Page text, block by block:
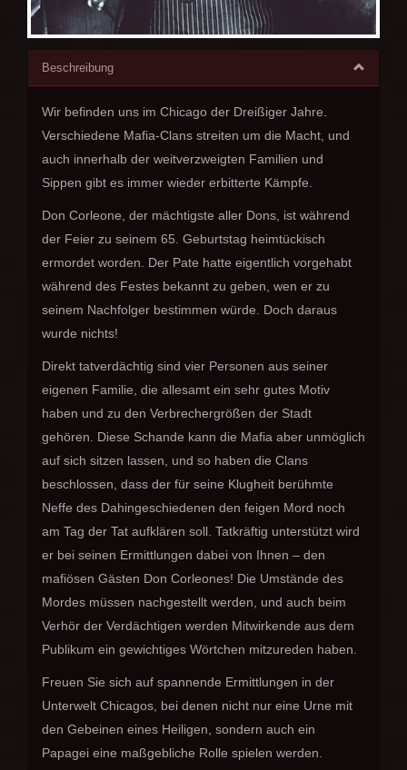
Beschreibung
Wir befinden uns im Chicago der Dreißiger Jahre.
Verschiedene Mafia-Clans streiten um die Macht, und
auch innerhalb der weitverzweigten Familien und
Sippen gibt es immer wieder erbitterte Kämpfe.
Don Corleone, der mächtigste aller Dons, ist während
der Feier zu seinem 65. Geburtstag heimtückisch
ermordet worden. Der Pate hatte eigentlich vorgehabt
während des Festes bekannt zu geben, wen er zu
seinem Nachfolger bestimmen würde. Doch daraus
wurde nichts!
Direkt tatverdächtig sind vier Personen aus seiner
eigenen Familie, die allesamt ein sehr gutes Motiv
haben und zu den Verbrechergrößen der Stadt
gehören. Diese Schande kann die Mafia aber unmöglich
auf sich sitzen lassen, und so haben die Clans
beschlossen, dass der für seine Klugheit berühmte
Neffe des Dahingeschiedenen den feigen Mord noch
am Tag der Tat aufklären soll. Tatkräftig unterstützt wird
er bei seinen Ermittlungen dabei von Ihnen – den
mafiösen Gästen Don Corleones! Die Umstände des
Mordes müssen nachgestellt werden, und auch beim
Verhör der Verdächtigen werden Mitwirkende aus dem
Publikum ein gewichtiges Wörtchen mitzureden haben.
Freuen Sie sich auf spannende Ermittlungen in der
Unterwelt Chicagos, bei denen nicht nur eine Urne mit
den Gebeinen eines Heiligen, sondern auch ein
Papagei eine maßgebliche Rolle spielen werden.